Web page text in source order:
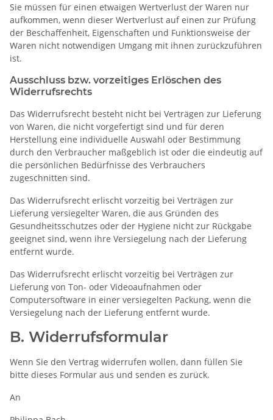
Sie müssen für einen etwaigen Wertverlust der Waren nur
aufkommen, wenn dieser Wertverlust auf einen zur Prüfung
der Beschaffenheit, Eigenschaften und Funktionsweise der
Waren nicht notwendigen Umgang mit ihnen zurückzuführen
ist.
Ausschluss bzw. vorzeitiges Erlöschen des
Widerrufsrechts
Das Widerrufsrecht besteht nicht bei Verträgen zur Lieferung
von Waren, die nicht vorgefertigt sind und für deren
Herstellung eine individuelle Auswahl oder Bestimmung
durch den Verbraucher maßgeblich ist oder die eindeutig auf
die persönlichen Bedürfnisse des Verbrauchers
zugeschnitten sind.
Das Widerrufsrecht erlischt vorzeitig bei Verträgen zur
Lieferung versiegelter Waren, die aus Gründen des
Gesundheitsschutzes oder der Hygiene nicht zur Rückgabe
geeignet sind, wenn ihre Versiegelung nach der Lieferung
entfernt wurde.
Das Widerrufsrecht erlischt vorzeitig bei Verträgen zur
Lieferung von Ton- oder Videoaufnahmen oder
Computersoftware in einer versiegelten Packung, wenn die
Versiegelung nach der Lieferung entfernt wurde.
B. Widerrufsformular
Wenn Sie den Vertrag widerrufen wollen, dann füllen Sie
bitte dieses Formular aus und senden es zurück.
An